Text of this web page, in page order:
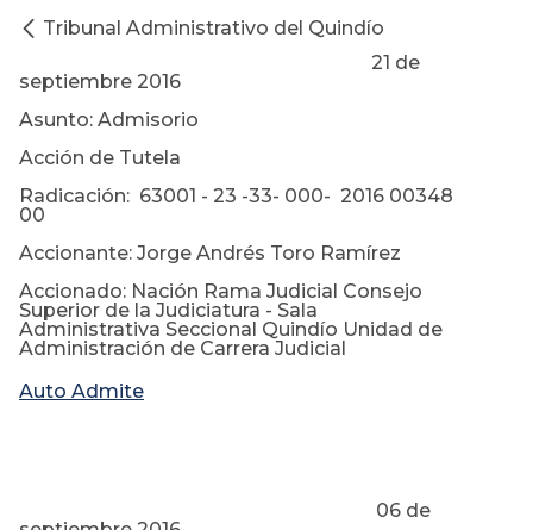
Tribunal Administrativo del Quindío
21 de
septiembre 2016
Asunto: Admisorio
Acción de Tutela
Radicación: 63001 - 23 -33- 000- 2016 00348
00
Accionante: Jorge Andrés Toro Ramírez
Accionado: Nación Rama Judicial Consejo
Superior de la Judiciatura - Sala
Administrativa Seccional Quindío Unidad de
Administración de Carrera Judicial
Auto Admite
06 de